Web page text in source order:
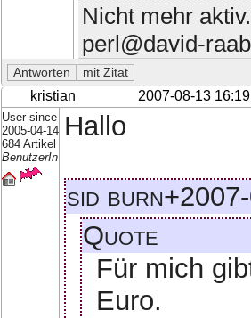
Nicht mehr
perl@david-
kristian 2007-08-13 16:19
User since
2005-04-14
684 Artikel
BenutzerIn
Hallo
sid
Quote
Für mich
Euro.